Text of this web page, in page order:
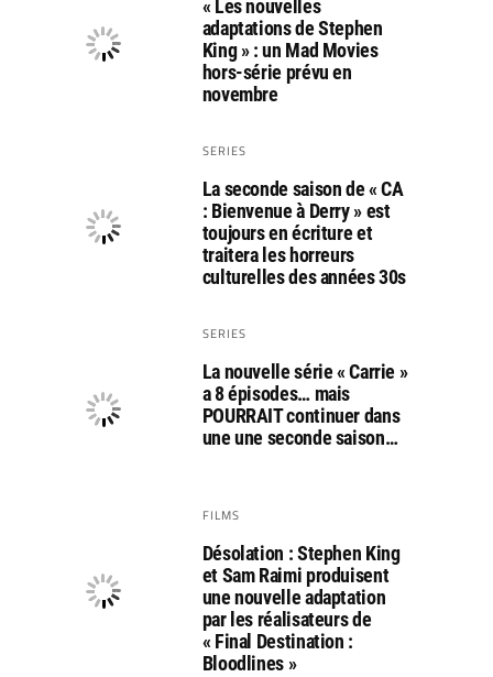
« Les nouvelles
adaptations de Stephen
King » : un Mad Movies
hors-série prévu en
novembre
SERIES
La seconde saison de « CA
: Bienvenue à Derry » est
toujours en écriture et
traitera les horreurs
culturelles des années 30s
SERIES
La nouvelle série « Carrie »
a 8 épisodes… mais
POURRAIT continuer dans
une une seconde saison…
FILMS
Désolation : Stephen King
et Sam Raimi produisent
une nouvelle adaptation
par les réalisateurs de
« Final Destination :
Bloodlines »